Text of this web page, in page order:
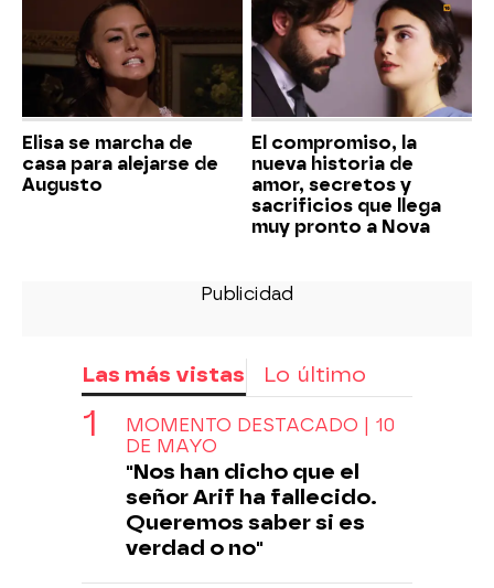
Elisa se marcha de
casa para alejarse de
Augusto
El compromiso, la
nueva historia de
amor, secretos y
sacrificios que llega
muy pronto a Nova
Las más vistas Lo último
MOMENTO DESTACADO | 10
DE MAYO
"Nos han dicho que el
señor Arif ha fallecido.
Queremos saber si es
verdad o no"